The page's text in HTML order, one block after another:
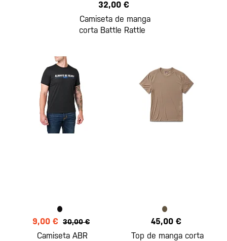
32,00 €
Camiseta de manga
corta Battle Rattle
9,00 € 30,00 €
Camiseta ABR
45,00 €
Top de manga corta